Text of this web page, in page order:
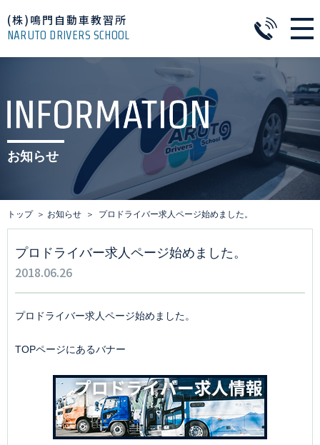
(株)鳴門自動車教習所
NARUTO DRIVERS SCHOOL
お知らせ
トップ お知らせ プロドライバー求人ページ始めました。
プロドライバー求人ページ始めました。
2018.06.26
プロドライバー求人ページ始めました。
TOPページにあるバナー